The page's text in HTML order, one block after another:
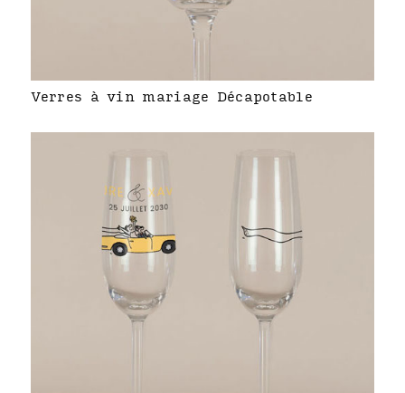
Verres à vin mariage Décapotable